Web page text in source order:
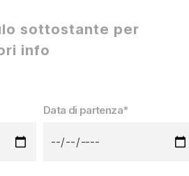
sottostante per
info
Data di partenza*